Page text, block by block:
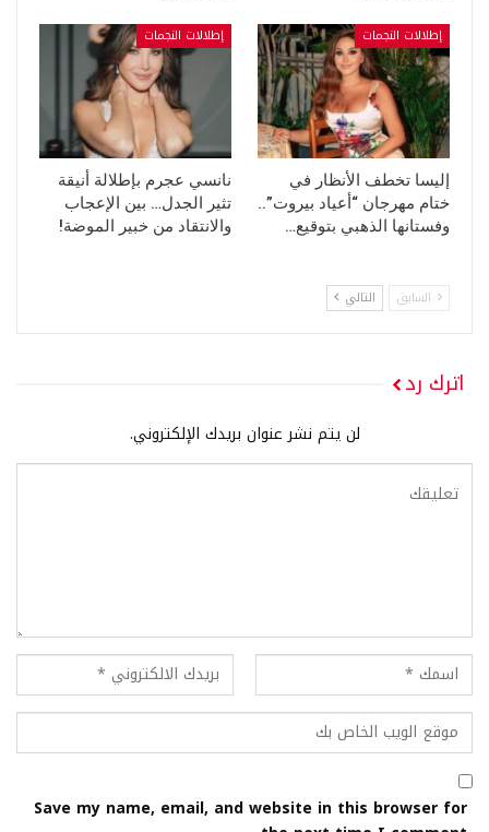
إطلالات النجمات
إليسا تخطف الأنظار في
ختام مهرجان “أعياد بيروت”..
وفستانها الذهبي بتوقيع…
إطلالات النجمات
نانسي عجرم بإطلالة أنيقة
تثير الجدل… بين الإعجاب
والانتقاد من خبير الموضة!
السابق التالي
اترك رد
لن يتم نشر عنوان بريدك الإلكتروني.
Save my name, email, and website in this browser for